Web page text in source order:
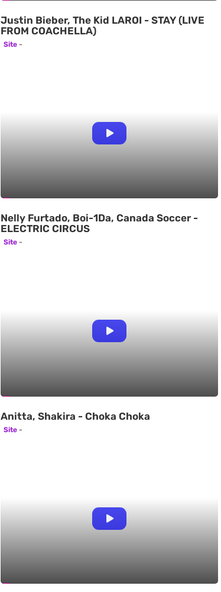
Justin Bieber, The Kid LAROI - STAY (LIVE
FROM COACHELLA)
Site
Nelly Furtado, Boi-1Da, Canada Soccer -
ELECTRIC CIRCUS
Site
Anitta, Shakira - Choka Choka
Site